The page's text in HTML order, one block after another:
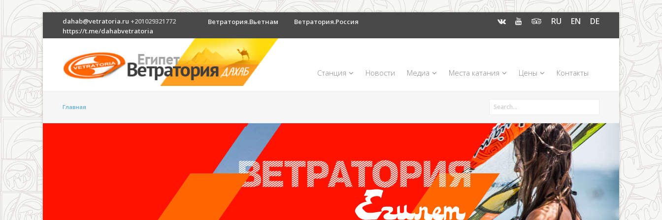
dahab@vetratoria.ru +201029321772
https://t.me/dahabvetratoria
Ветратория.Вьетнам Ветратория.Россия RU EN DE
Станция Новости Медиа Места катания Цены Контакты
Главная